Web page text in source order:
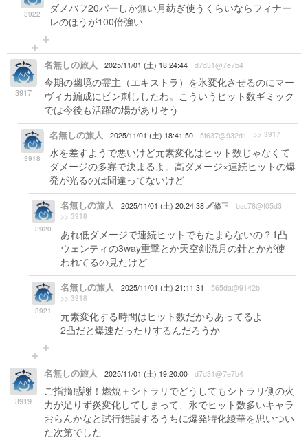
3922
ダメバフ20パーしか無い月紡ぎ使うくらいならフィナー
レのほうが100倍強い
3917
名無しの旅人 2025/11/01 (土) 18:24:44 d7d31@7e7b4
今期の幽境の霊主（エキストラ）を氷変化させるのにマー
ヴィカ編成にピン刺ししたわ。こういうヒット数ギミック
では今後も活躍の場がありそう
3918
名無しの旅人 2025/11/01 (土) 18:41:50 5f637@932d1 >> 3917
水を差すようで悪いけど元素変化はヒット数じゃなくて
ダメージの多寡で決まるよ。高ダメージ×連続ヒットの爆
発が光るのは間違ってないけど
3920
名無しの旅人 2025/11/01 (土) 20:24:38 修正 bac78@f05d3
>> 3918
あれ低ダメージで連続ヒットでもたまらないの？1凸
ウェンティの3way重撃とか天空剣流月の針とかが使
われてるの見たけど
3921
名無しの旅人 2025/11/01 (土) 21:11:31 565da@9142b
>> 3918
元素変化する時間はヒット数だからあってるよ
2凸だと爆速だったりするんだろうか
3919
名無しの旅人 2025/11/01 (土) 19:20:00 d7d31@7e7b4
ご指摘感謝！燃焼＋シトラリでどうしてもシトラリ側の火
力が足りず炎変化してしまって、氷でヒット数多いキャラ
おらんかなと試行錯誤するうちに爆発特化綾華を思いつい
た次第でした